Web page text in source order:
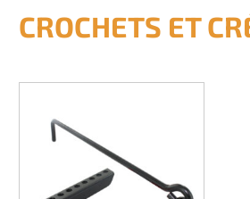
CROCHETS ET